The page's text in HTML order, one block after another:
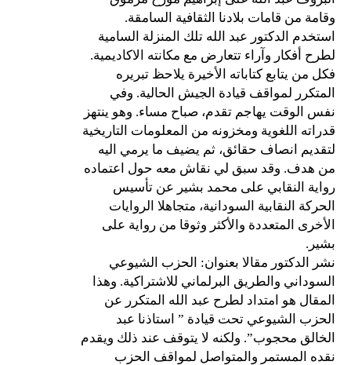
وقامة من قامات بلادنا الثقافية السامقة.
استخدم الدكتور عبد الله تلك المنزلة السامية
لطرح أفكار وآراء تتعارض مع مكانته الاكاديمية.
فكل من يتابع كتاباته الأخيرة يلاحظ تبريره
المتكرر لمواقف قيادة الجيش الحالية. وفي
نفس الوقت يهاجم تقدم، صباح مساء. وهو ينتهز
قدراته اللغوية ومخزونه من المعلومات التاريخية
لتقديم انصاف حقائق، ثم يضيف ما يرمي اليه
من هدف. وقد سبق لي نقاش معه حول اعتماده
رواية النقابي على محمد بشير عن تأسيس
الحركة النقابية السودانية، متجاهلا الروايات
الأخرى المتعددة والأكثر وثوقا من رواية على
بشير.
نشر الدكتور مقالا بعنوان: الحزب الشيوعي
السوداني والطريق البرلماني للاشتراكية. وهذا
المقال هو امتداد لطرح عبد الله المتكرر عن
الحزب الشيوعي تحت قيادة ” استاذنا عبد
الخالق محجوب”. ولكنه لا يتوقف عند ذلك ويقدم
نقده المستمر والمتواصل لمواقف الحزب